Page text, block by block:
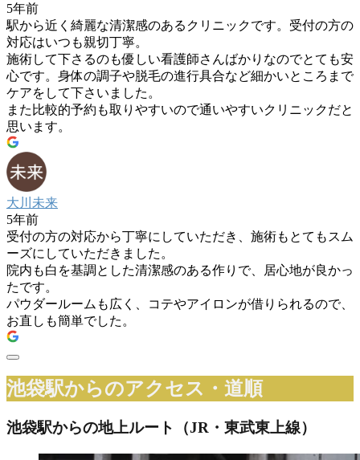
5年前
駅から近く綺麗な清潔感のあるクリニックです。受付の方の
対応はいつも親切丁寧。
施術して下さるのも優しい看護師さんばかりなのでとても安
心です。身体の調子や脱毛の進行具合など細かいところまで
ケアをして下さいました。
また比較的予約も取りやすいので通いやすいクリニックだと
思います。
大川未来
5年前
受付の方の対応から丁寧にしていただき、施術もとてもスム
ーズにしていただきました。
院内も白を基調とした清潔感のある作りで、居心地が良かっ
たです。
パウダールームも広く、コテやアイロンが借りられるので、
お直しも簡単でした。
池袋駅からのアクセス・道順
池袋駅からの地上ルート（JR・東武東上線）